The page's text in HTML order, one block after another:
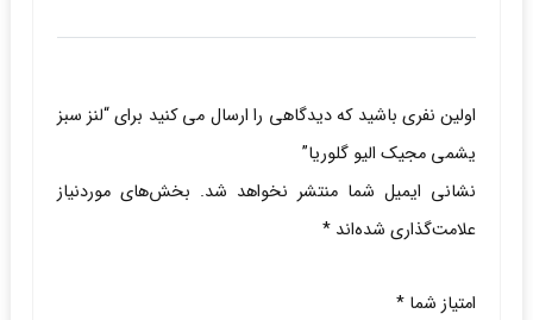
اولین نفری باشید که دیدگاهی را ارسال می کنید برای “لنز سبز
یشمی مجیک الیو گلوریا”
نشانی ایمیل شما منتشر نخواهد شد. بخش‌های موردنیاز
علامت‌گذاری شده‌اند *
امتیاز شما *